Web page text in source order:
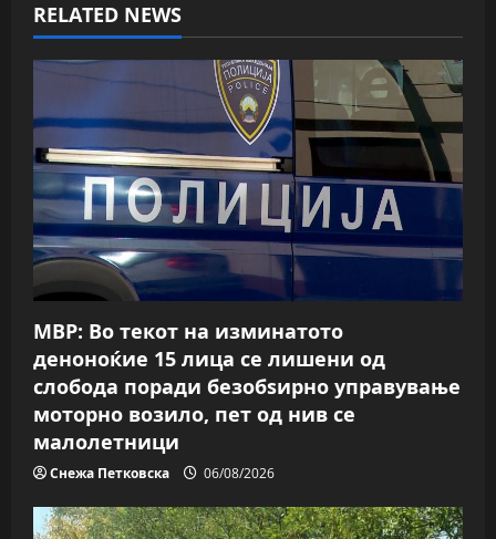
i
g
a
t
i
o
n
RELATED NEWS
МВР: Во текот на изминатото
деноноќие 15 лица се лишени од
слобода поради безобѕирно управување
моторно возило, пет од нив се
малолетници
Снежа Петковска 06/08/2026